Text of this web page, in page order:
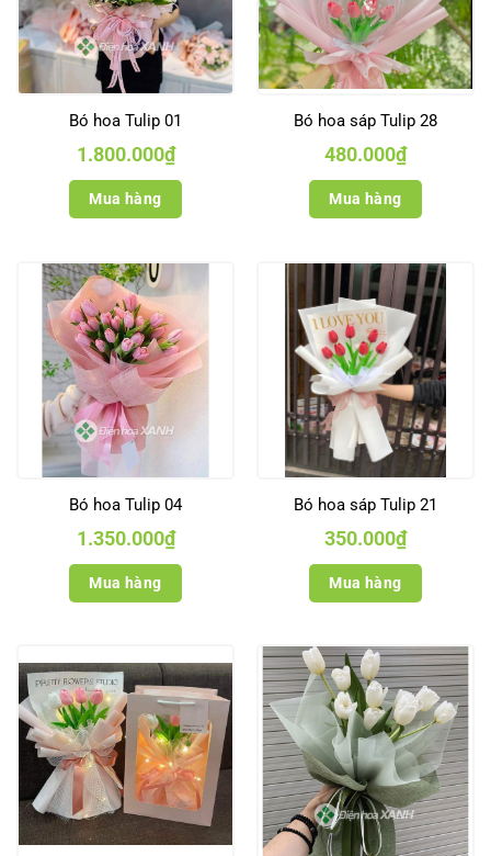
Bó hoa Tulip 01
1.800.000₫
Mua hàng
Bó hoa sáp Tulip 28
480.000₫
Mua hàng
Bó hoa Tulip 04
1.350.000₫
Mua hàng
Bó hoa sáp Tulip 21
350.000₫
Mua hàng